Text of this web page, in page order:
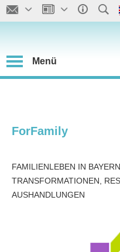
Menü
ForFamily
FAMILIENLEBEN IN
TRANSFORMATIONEN,
AUSHANDLUNGEN